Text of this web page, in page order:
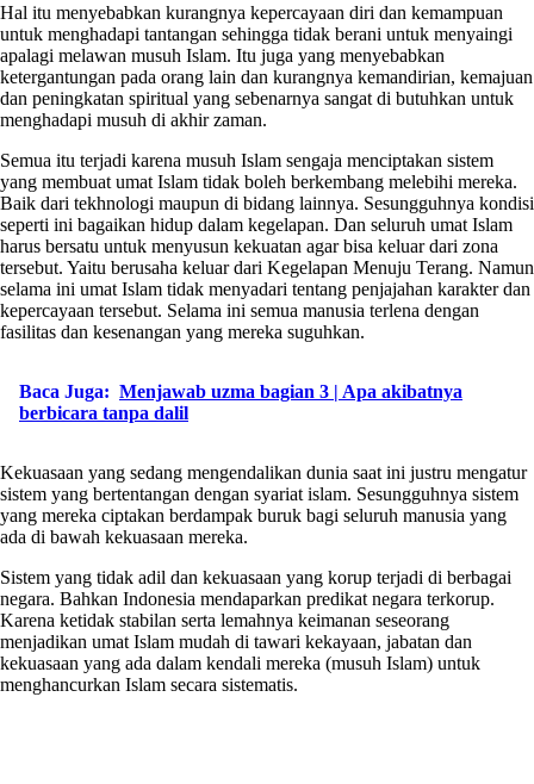
Hal itu menyebabkan kurangnya kepercayaan diri dan kemampuan
untuk menghadapi tantangan sehingga tidak berani untuk menyaingi
apalagi melawan musuh Islam. Itu juga yang menyebabkan
ketergantungan pada orang lain dan kurangnya kemandirian, kemajuan
dan peningkatan spiritual yang sebenarnya sangat di butuhkan untuk
menghadapi musuh di akhir zaman.
Semua itu terjadi karena musuh Islam sengaja menciptakan sistem
yang membuat umat Islam tidak boleh berkembang melebihi mereka.
Baik dari tekhnologi maupun di bidang lainnya. Sesungguhnya kondisi
seperti ini bagaikan hidup dalam kegelapan. Dan seluruh umat Islam
harus bersatu untuk menyusun kekuatan agar bisa keluar dari zona
tersebut. Yaitu berusaha keluar dari Kegelapan Menuju Terang. Namun
selama ini umat Islam tidak menyadari tentang penjajahan karakter dan
kepercayaan tersebut. Selama ini semua manusia terlena dengan
fasilitas dan kesenangan yang mereka suguhkan.
Baca Juga: Menjawab uzma bagian 3 | Apa akibatnya
berbicara tanpa dalil
Kekuasaan yang sedang mengendalikan dunia saat ini justru mengatur
sistem yang bertentangan dengan syariat islam. Sesungguhnya sistem
yang mereka ciptakan berdampak buruk bagi seluruh manusia yang
ada di bawah kekuasaan mereka.
Sistem yang tidak adil dan kekuasaan yang korup terjadi di berbagai
negara. Bahkan Indonesia mendaparkan predikat negara terkorup.
Karena ketidak stabilan serta lemahnya keimanan seseorang
menjadikan umat Islam mudah di tawari kekayaan, jabatan dan
kekuasaan yang ada dalam kendali mereka (musuh Islam) untuk
menghancurkan Islam secara sistematis.